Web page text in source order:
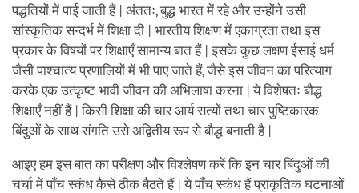
पद्धतियों में पाई जाती हैं | अंततः, बुद्ध भारत में रहे और उन्होंने उसी
सांस्कृतिक सन्दर्भ में शिक्षा दी | भारतीय शिक्षण में एकाग्रता तथा इस
प्रकार के विषयों पर शिक्षाएँ सामान्य बात हैं | इसके कुछ लक्षण ईसाई धर्म
जैसी पाश्चात्य प्रणालियों में भी पाए जाते हैं, जैसे इस जीवन का परित्याग
करके एक उत्कृष्ट भावी जीवन की अभिलाषा करना | ये विशेषतः बौद्ध
शिक्षाएँ नहीं हैं | किसी शिक्षा की चार आर्य सत्यों तथा चार पुष्टिकारक
बिंदुओं के साथ संगति उसे अद्वितीय रूप से बौद्ध बनाती है |
आइए हम इस बात का परीक्षण और विश्लेषण करें कि इन चार बिंदुओं की
चर्चा में पाँच स्कंध कैसे ठीक बैठते हैं | ये पाँच स्कंध हैं प्राकृतिक घटनाओं